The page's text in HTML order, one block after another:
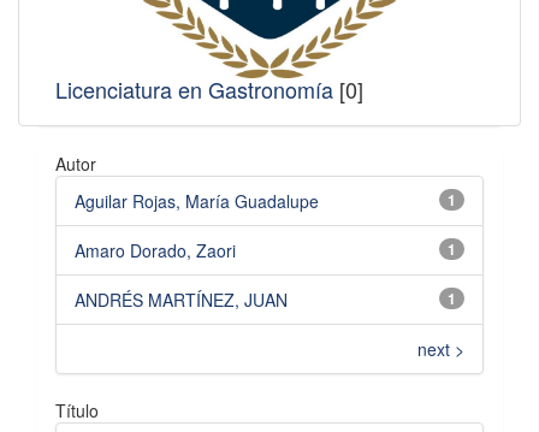
Licenciatura en Gastronomía [0]
Autor
1
Aguilar Rojas, María Guadalupe
1
Amaro Dorado, Zaori
1
ANDRÉS MARTÍNEZ, JUAN
next >
Título